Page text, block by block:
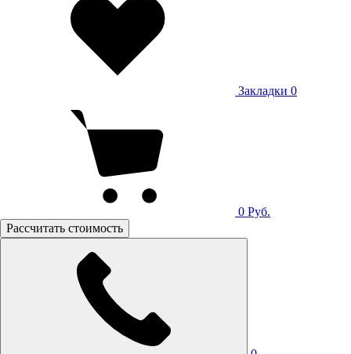
Закладки 0
0 Руб.
Рассчитать стоимость